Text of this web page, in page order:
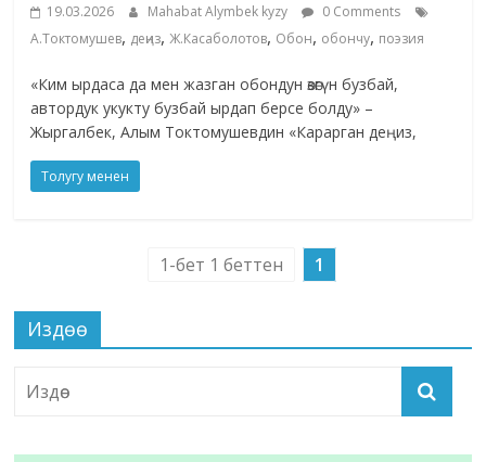
19.03.2026 Mahabat Alymbek kyzy
0 Comments
А.Токтомушев, деңиз,Ж.Касаболотов, Обон, обончу, поэзия
«Ким ырдаса да мен жазган обондун өзөгүн бузбай,
автордук укукту бузбай ырдап берсе болду» –
Жыргалбек, Алым Токтомушевдин «Карарган деңиз,
Толугу менен
1-бет 1 беттен 1
Издөө